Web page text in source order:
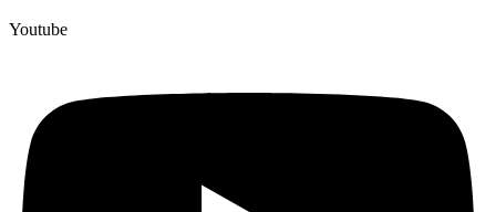
Youtube